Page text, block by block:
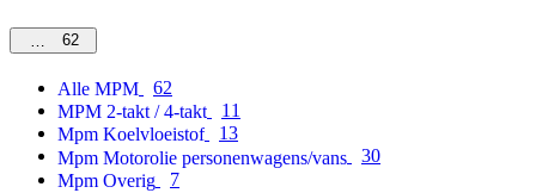
MPM62
Alle MPM
62
MPM 2-takt / 4-takt
11
Mpm Koelvloeistof
13
Mpm Motorolie personenwagens/vans
30
Mpm Overig
7